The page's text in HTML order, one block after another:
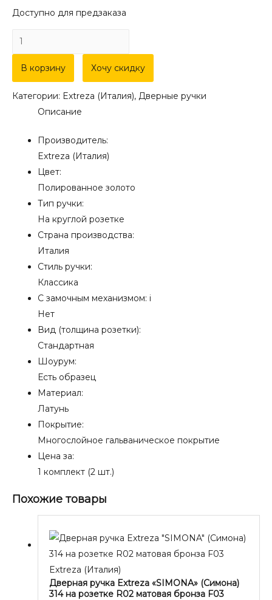
Доступно для предзаказа
Количество
товара
Дверная
ручка
Extreza
"MIREL"
розетке
полированная
латунь
В корзину Хочу скидку
Категории: Extreza (Италия), Дверные ручки
Описание
Производитель:
Extreza (Италия)
Цвет:
Полированное золото
Тип ручки:
На круглой розетке
Страна производства:
Италия
Стиль ручки:
Классика
С замочным механизмом: i
Нет
Вид (толщина розетки):
Стандартная
Шоурум:
Есть образец
Материал:
Латунь
Покрытие:
Многослойное гальваническое покрытие
Цена за:
1 комплект (2 шт.)
Похожие товары
Extreza (Италия)
Дверная ручка Extreza «SIMONA» (Симона)
314 на розетке R02 матовая бронза F03